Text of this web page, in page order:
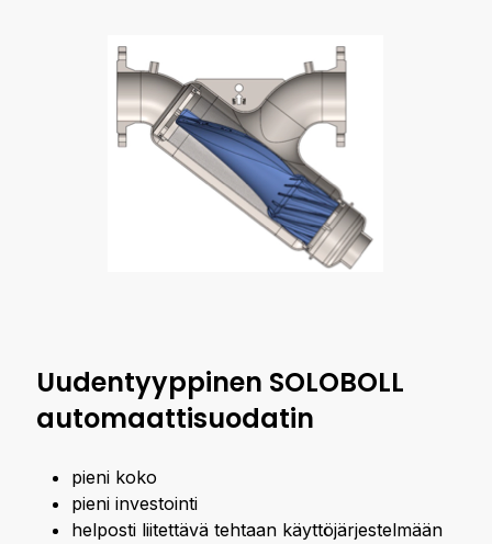
Uudentyyppinen SOLOBOLL
automaattisuodatin
pieni koko
pieni investointi
helposti liitettävä tehtaan käyttöjärjestelmään